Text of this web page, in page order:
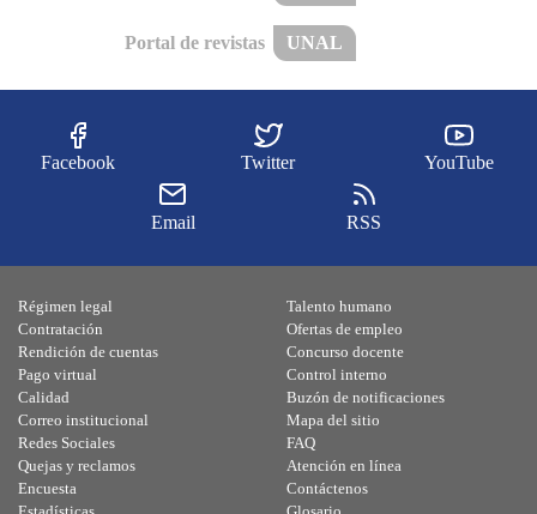
Portal de revistas UNAL
Facebook Twitter YouTube
Email RSS
Régimen legal
Contratación
Rendición de cuentas
Pago virtual
Calidad
Talento humano
Ofertas de empleo
Concurso docente
Control interno
Buzón de notificaciones
Correo institucional
Redes Sociales
Quejas y reclamos
Encuesta
Mapa del sitio
FAQ
Atención en línea
Contáctenos